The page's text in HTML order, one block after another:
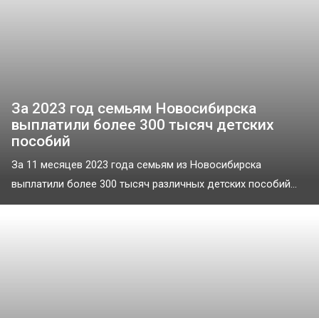
За 2023 год семьям Новосибирска
выплатили более 300 тысяч детских
пособий
За 11 месяцев 2023 года семьям из Новосибирска
выплатили более 300 тысяч различных детских пособий...